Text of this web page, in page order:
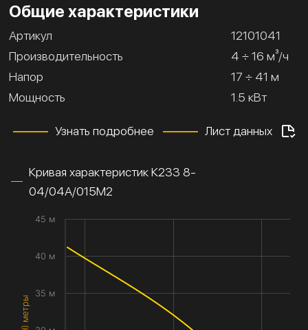
Общие характеристики
Артикул
12101041
Производительность
4 ÷ 16 м³/ч
Напор
17 ÷ 41 м
Мощность
1.5 кВт
Узнать подробнее Лист данных
Кривая характеристик К233 8-
04/04А/015М2
35 м
40 м
45 м